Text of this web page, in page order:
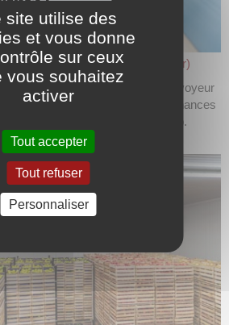
pour convoyeur et élévateur)
pour faire fonctionner un convoyeur
silo à grains ? Il y a de grandes chances
adéquat sur notre site web.
site utilise des
et vous donne
sur ceux
vous souhaitez
activer
Tout accepter
Tout refuser
Personnaliser